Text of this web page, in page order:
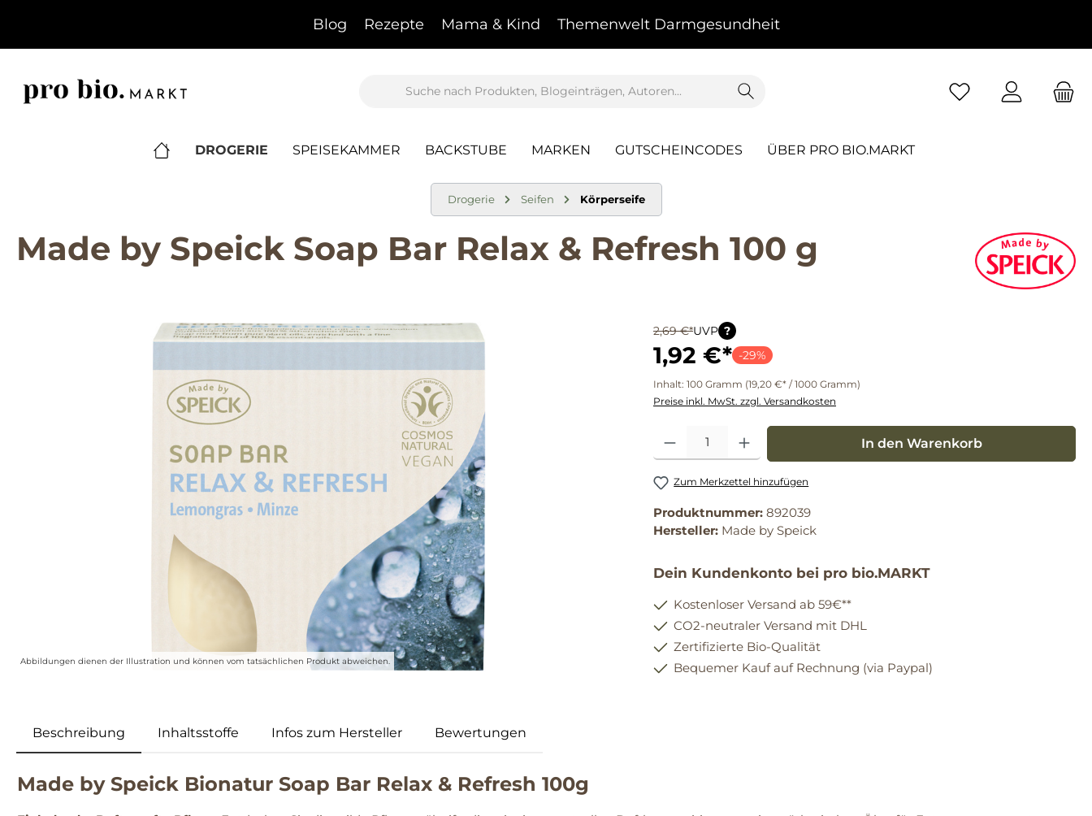
Blog Rezepte Mama & Kind Themenwelt Darmgesundheit
DROGERIE SPEISEKAMMER BACKSTUBE MARKEN GUTSCHEINCODES ÜBER PRO BIO.MARKT
Drogerie Seifen Körperseife
Made by Speick Soap Bar Relax & Refresh 100 g
Bildergalerie überspringen
Abbildungen dienen der Illustration und können vom tatsächlichen Produkt abweichen.
2,69 €*UVP ?
1,92 €* -29%
Inhalt: 100 Gramm (19,20 €* / 1000 Gramm)
Preise inkl. MwSt. zzgl. Versandkosten
Produkt Anzahl: Gib den gewünschten Wert ein oder benutze die Schaltflächen um die
In den Warenkorb
Zum Merkzettel hinzufügen
Produktnummer: 892039
Hersteller: Made by Speick
Dein Kundenkonto bei pro bio.MARKT
Kostenloser Versand ab 59€**
CO2-neutraler Versand mit DHL
Zertifizierte Bio-Qualität
Bequemer Kauf auf Rechnung (via Paypal)
Beschreibung Inhaltsstoffe Infos zum Hersteller Bewertungen
Made by Speick Bionatur Soap Bar Relax & Refresh 100g